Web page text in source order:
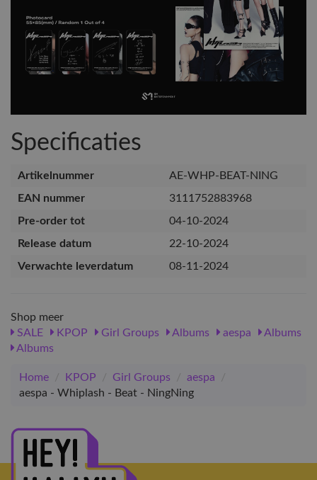
Specificaties
Artikelnummer
AE-WHP-BEAT-NING
EAN nummer
3111752883968
Pre-order tot
04-10-2024
Release datum
22-10-2024
Verwachte leverdatum
08-11-2024
Shop meer
SALE
KPOP Girl Groups Albums aespa
Albums
Albums
Home / KPOP / Girl Groups / aespa
/
aespa - Whiplash - Beat - NingNing